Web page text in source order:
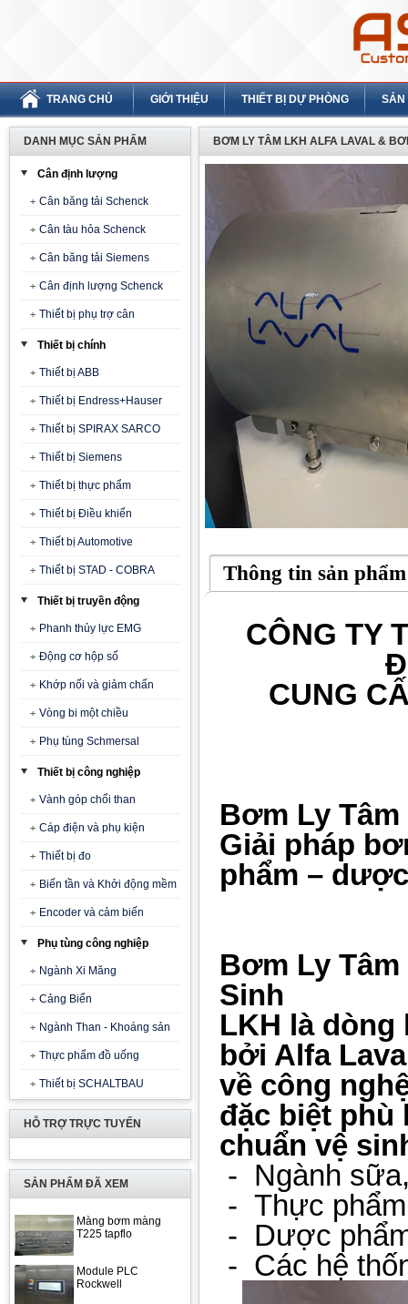
TRANG CHỦ GIỚI THIỆU THIẾT BỊ DỰ PHÒNG SẢN
DANH MỤC SẢN PHẨM
Cân định lượng
Cân băng tải Schenck
Cân tàu hỏa Schenck
Cân băng tải Siemens
Cân định lượng Schenck
Thiết bị phụ trợ cân
Thiết bị chính
Thiết bị ABB
Thiết bị Endress+Hauser
Thiết bị SPIRAX SARCO
Thiết bị Siemens
Thiết bị thực phẩm
Thiết bị Điều khiển
Thiết bị Automotive
Thiết bị STAD - COBRA
Thiết bị truyền động
Phanh thủy lực EMG
Động cơ hộp số
Khớp nối và giảm chấn
Vòng bi một chiều
Phụ tùng Schmersal
Thiết bị công nghiệp
Vành góp chổi than
Cáp điện và phụ kiện
Thiết bị đo
Biến tần và Khởi động mềm
Encoder và cảm biến
Phụ tùng công nghiệp
Ngành Xi Măng
Cảng Biển
Ngành Than - Khoáng sản
Thực phẩm đồ uống
Thiết bị SCHALTBAU
HỖ TRỢ TRỰC TUYẾN
SẢN PHẨM ĐÃ XEM
Màng bơm màng
T225 tapflo
Module PLC
Rockwell
BƠM LY TÂM LKH ALFA LAVAL &
Thông tin sản phẩm
CÔNG TY
CUNG
Bơm Ly
Giải pháp
phẩm –
Bơm Ly Tâm
Sinh
LKH là
bởi Alfa
về công
đặc biệt
chuẩn vệ
- Ngành
- Thực
- Dược
- Các hệ